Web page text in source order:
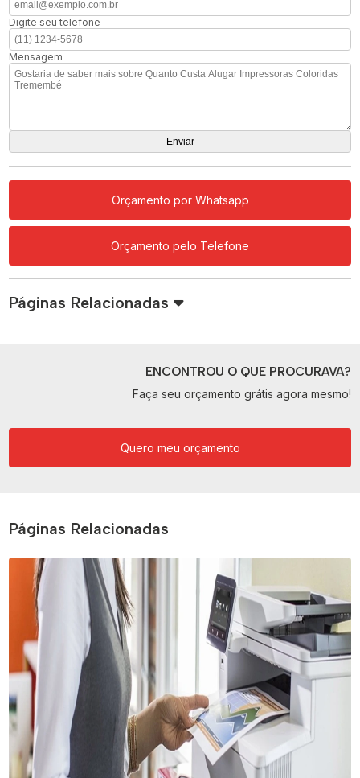
Digite seu telefone
Mensagem
Orçamento por Whatsapp
Orçamento pelo Telefone
Páginas Relacionadas
ENCONTROU O QUE PROCURAVA?
Faça seu orçamento grátis agora mesmo!
Quero meu orçamento
Páginas Relacionadas